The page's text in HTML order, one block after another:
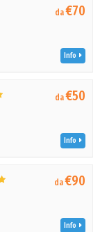
da€70
Info
da€50
Info
da€90
Info